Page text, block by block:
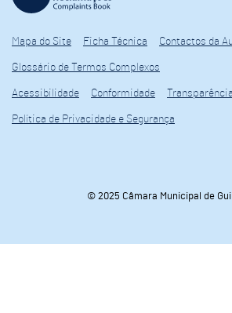
Mapa do Site Ficha Técnica Contactos da
Glossário de Termos Complexos
Acessibilidade Conformidade
Política de Privacidade e Segurança
© 2025 Câmara Municipal de